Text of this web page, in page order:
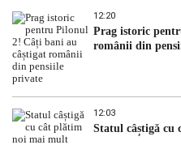
12:20
Prag istoric
românii din
12:03
Statul câștigă